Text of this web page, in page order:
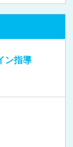
ン指導